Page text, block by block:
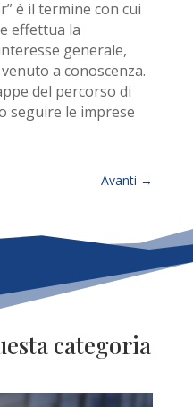
è il termine con cui
effettua la
generale,
a conoscenza.
del percorso di
seguire le imprese
Avanti →
categoria